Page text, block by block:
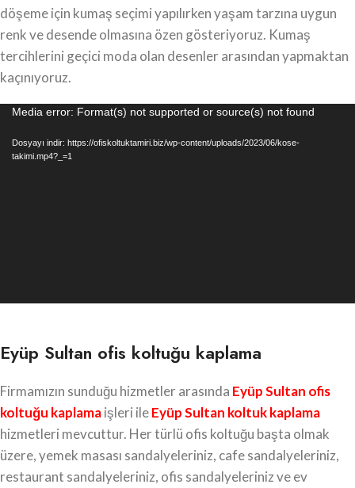
döşeme için kumaş seçimi yapılırken yaşam tarzına uygun
renk ve desende olmasına özen gösteriyoruz. Kumaş
tercihlerini geçici moda olan desenler arasından yapmaktan
kaçınıyoruz.
Video
Media error: Format(s) not supported or source(s) not found
Dosyayı indir: https://ofiskoltuktamiri.biz/wp-content/uploads/2023/06/kose-
takimi.mp4?_=1
Eyüp Sultan ofis koltuğu kaplama
Firmamızın sunduğu hizmetler arasında Eyüp Sultan ofis
koltuğu kaplamaişleri ileEyüp Sultan koltuk kaplama
hizmetleri mevcuttur. Her türlü ofis koltuğu başta olmak
üzere, yemek masası sandalyeleriniz, cafe sandalyeleriniz,
restaurant sandalyeleriniz, ofis sandalyeleriniz ve ev